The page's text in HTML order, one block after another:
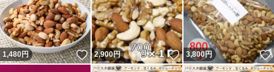
1,480円 いいね！
2,900円 いいね！
3,800円